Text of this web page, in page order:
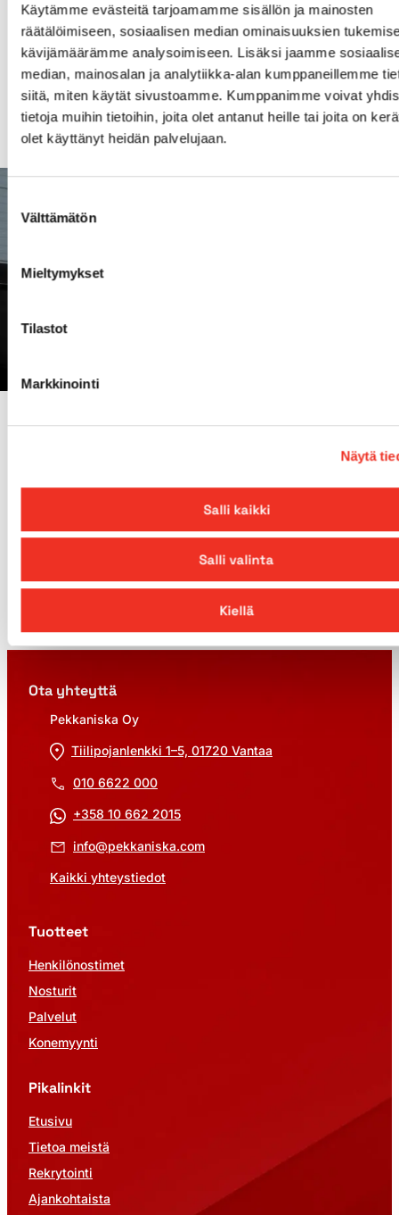
Käytämme evästeitä tarjoamamme sisällön ja mainosten
räätälöimiseen, sosiaalisen median ominaisuuksien
kävijämäärämme analysoimiseen. Lisäksi jaamme
median, mainosalan ja analytiikka-alan kumppaneillemme
siitä, miten käytät sivustoamme. Kumppanimme voivat
tietoja muihin tietoihin, joita olet antanut heille tai joita on
olet käyttänyt heidän palvelujaan.
valinta
Välttämätön
Mieltymykset
Tilastot
Markkinointi
Näytä
Salli kaikki
Salli valinta
Kiellä
Mäennousukyky 45%
Sivu-ulottuma 6,30m
MIKSI PEKKANISKALTA?
Pekkaniskalta
Henkilönostimien vuokraus meiltä on yksinkertaista ja
vaivatonta. Meidän tehtävämme on tehdä työsi
Ota yhteyttä
Pekkaniska Oy
Tiilipojanlenkki 1–5, 01720 Vantaa
010 6622 000
+358 10 662 2015
info@pekkaniska.com
Kaikki yhteystiedot
Tuotteet
Henkilönostimet
Nosturit
Palvelut
Konemyynti
Pikalinkit
Etusivu
Tietoa meistä
Rekrytointi
Ajankohtaista